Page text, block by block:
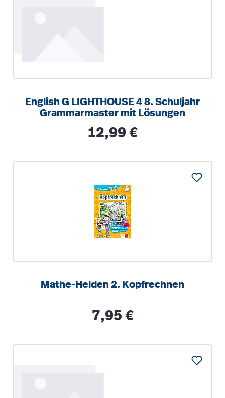
English G LIGHTHOUSE 4 8. Schuljahr
Grammarmaster mit Lösungen
Regulärer Preis:
12,99 €
Mathe-Helden 2. Kopfrechnen
Regulärer Preis:
7,95 €